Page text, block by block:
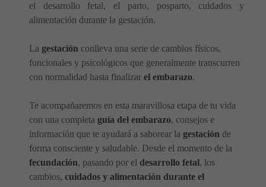
el desarrollo fetal, el parto, posparto, cuidados y
alimentación durante la gestación.
La gestación conlleva una serie de cambios físicos,
funcionales y psicológicos que generalmente transcurren
con normalidad hasta finalizar el embarazo.
Te acompañaremos en esta maravillosa etapa de tu vida
con una completa guía del embarazo, consejos e
información que te ayudará a saborear la gestación de
forma consciente y saludable. Desde el momento de la
fecundación, pasando por el desarrollo fetal, los
cambios, cuidados y alimentación durante el